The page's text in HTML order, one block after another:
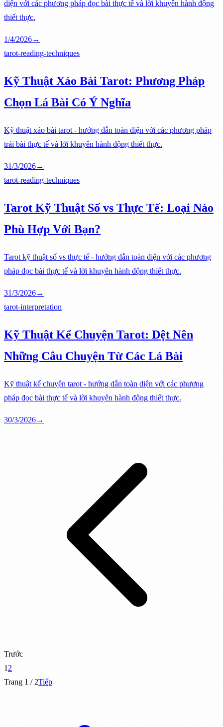
diện với các phương pháp đọc bài thực tế và lời khuyên hành động
thiết thực.
1/4/2026→
tarot-reading-techniques
Kỹ Thuật Xáo Bài Tarot: Phương Pháp
Chọn Lá Bài Có Ý Nghĩa
Kỹ thuật xáo bài tarot - hướng dẫn toàn diện với các phương pháp
trải bài thực tế và lời khuyên hành động thiết thực.
31/3/2026→
tarot-reading-techniques
Tarot Kỹ Thuật Số vs Thực Tế: Loại Nào
Phù Hợp Với Bạn?
Tarot kỹ thuật số vs thực tế - hướng dẫn toàn diện với các phương
pháp đọc bài thực tế và lời khuyên hành động thiết thực.
31/3/2026→
tarot-interpretation
Kỹ Thuật Kể Chuyện Tarot: Dệt Nên
Những Câu Chuyện Từ Các Lá Bài
Kỹ thuật kể chuyện tarot - hướng dẫn toàn diện với các phương
pháp đọc bài thực tế và lời khuyên hành động thiết thực.
30/3/2026→
Trước
1 2
Trang 1 / 2Tiếp